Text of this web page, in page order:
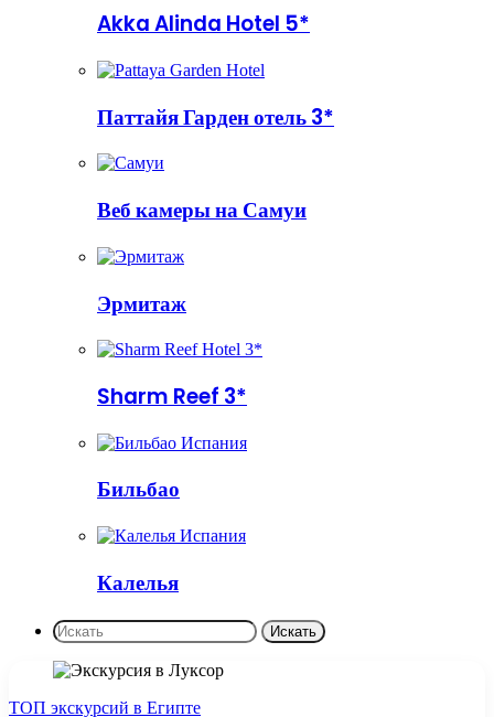
Akka Alinda Hotel 5*
Паттайя Гарден отель 3*
Веб камеры на Самуи
Эрмитаж
Sharm Reef 3*
Бильбао
Калелья
Искать
ТОП экскурсий в Египте